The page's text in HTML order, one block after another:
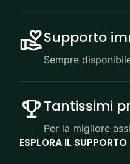
Supporto
Sempre
Tantissimi
Per la migliore
ESPLORA IL SUPPORTO